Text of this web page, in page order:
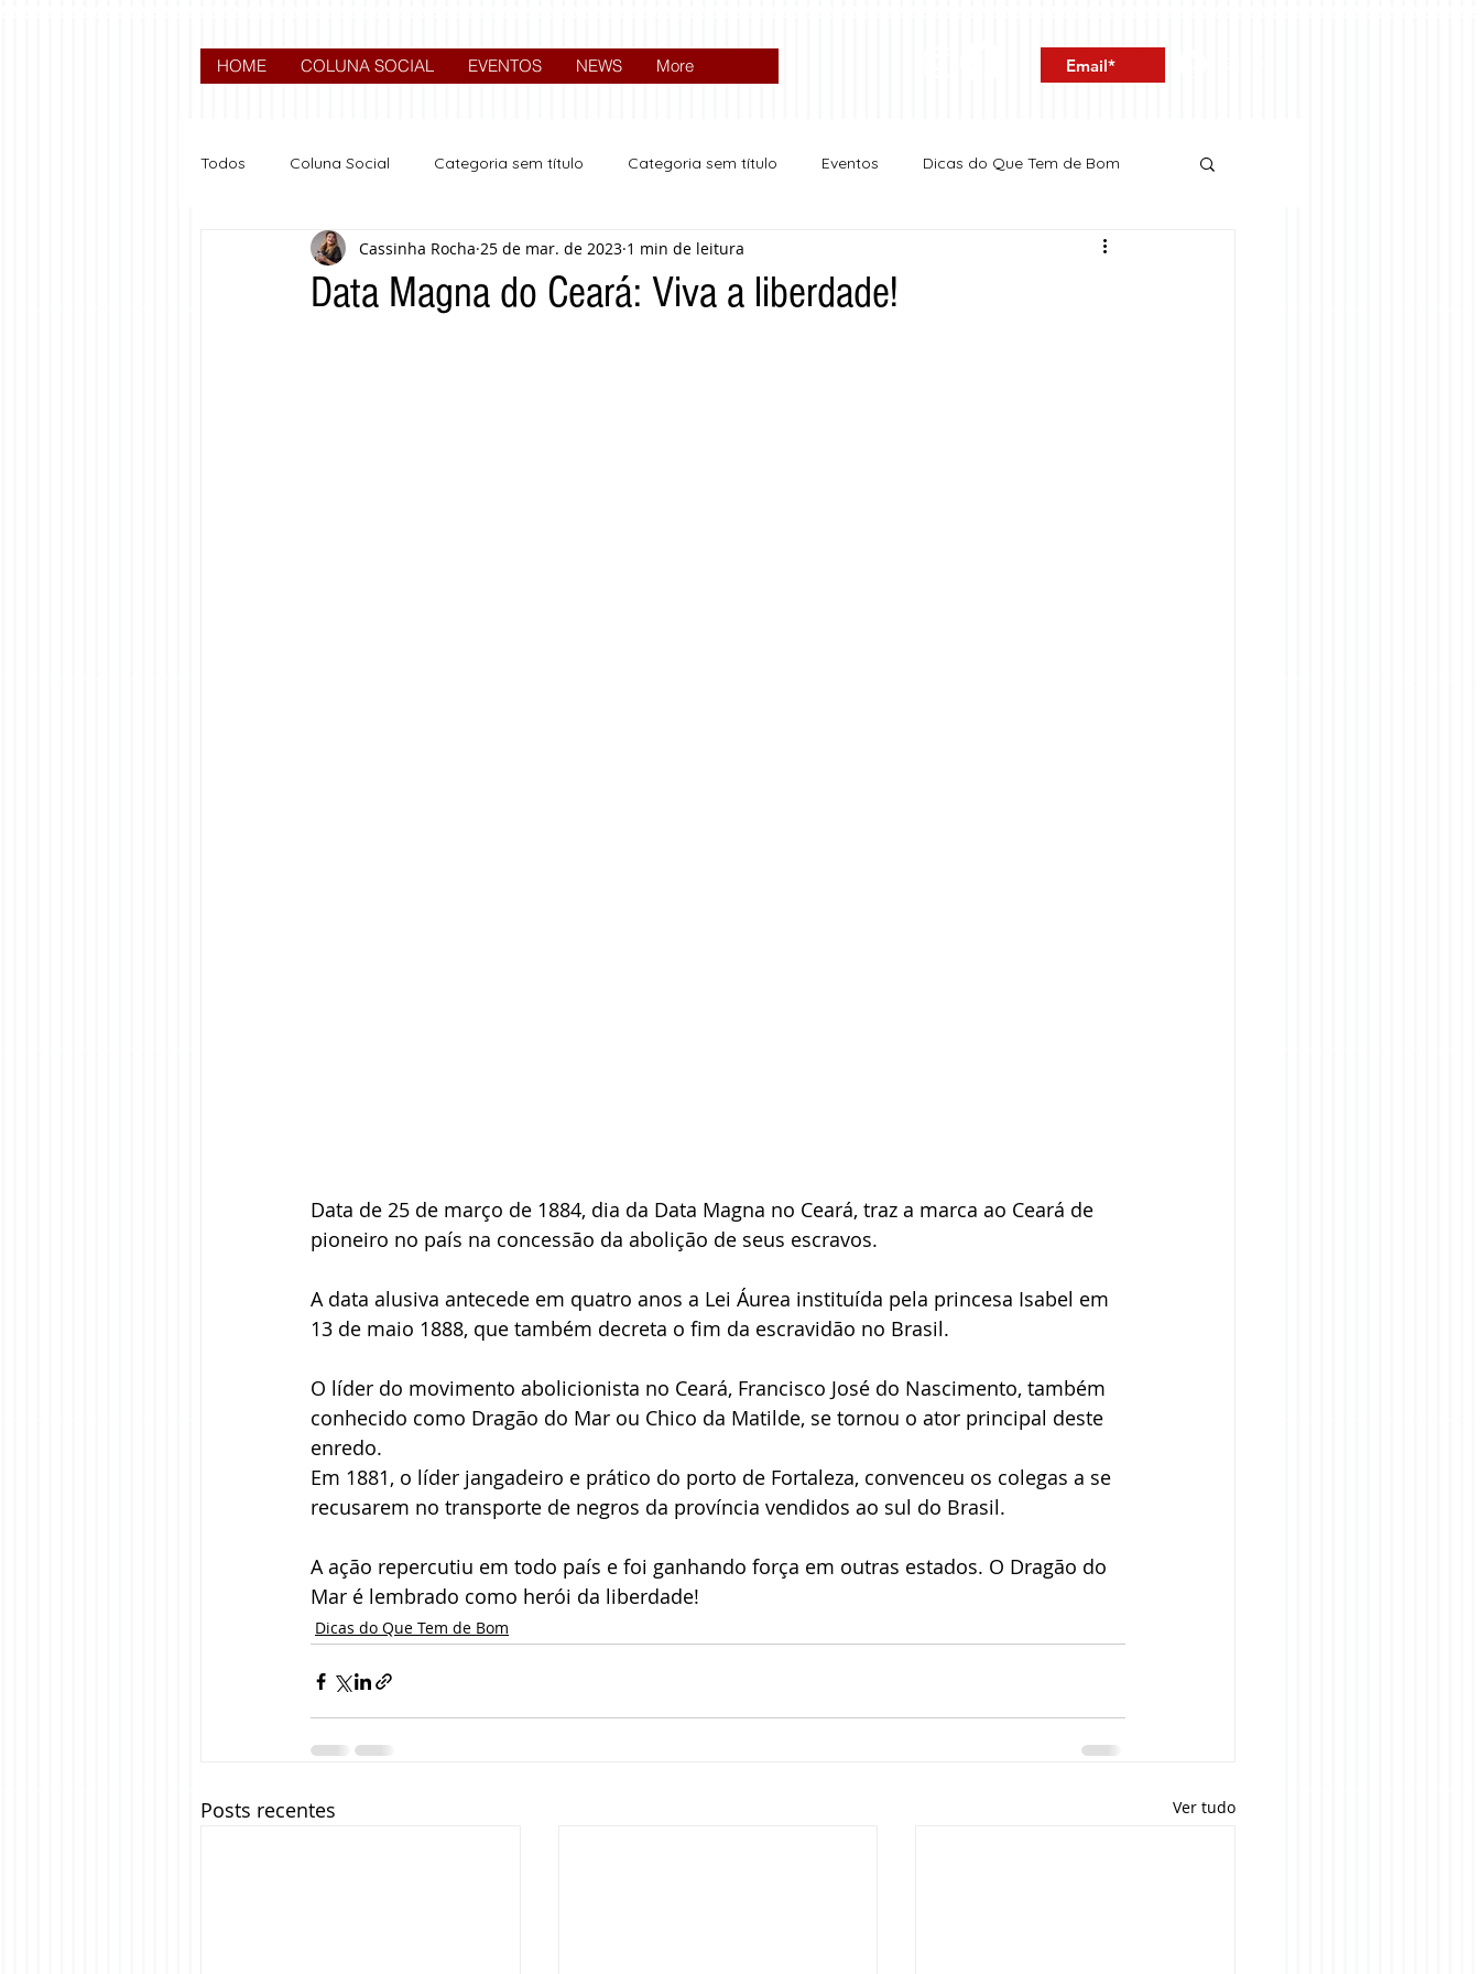
HOME COLUNA SOCIAL EVENTOS NEWS More
Todos Coluna Social Categoria sem título Categoria sem título Eventos Dicas do Que Tem de Bom
Nova categoria Expocrato 2024 Política
Data Magna do Ceará: Viva a liberdade!
Cassinha Rocha 25 de mar. de 2023 1 min de leitura
Data de 25 de março de 1884, dia da Data Magna no Ceará, traz a marca ao Ceará de
pioneiro no país na concessão da abolição de seus escravos.
A data alusiva antecede em quatro anos a Lei Áurea instituída pela princesa Isabel em
13 de maio 1888, que também decreta o fim da escravidão no Brasil.
O líder do movimento abolicionista no Ceará, Francisco José do Nascimento, também
conhecido como Dragão do Mar ou Chico da Matilde, se tornou o ator principal deste
enredo.
Em 1881, o líder jangadeiro e prático do porto de Fortaleza, convenceu os colegas a se
recusarem no transporte de negros da província vendidos ao sul do Brasil.
A ação repercutiu em todo país e foi ganhando força em outras estados. O Dragão do
Mar é lembrado como herói da liberdade!
Dicas do Que Tem de Bom
Posts recentes Ver tudo